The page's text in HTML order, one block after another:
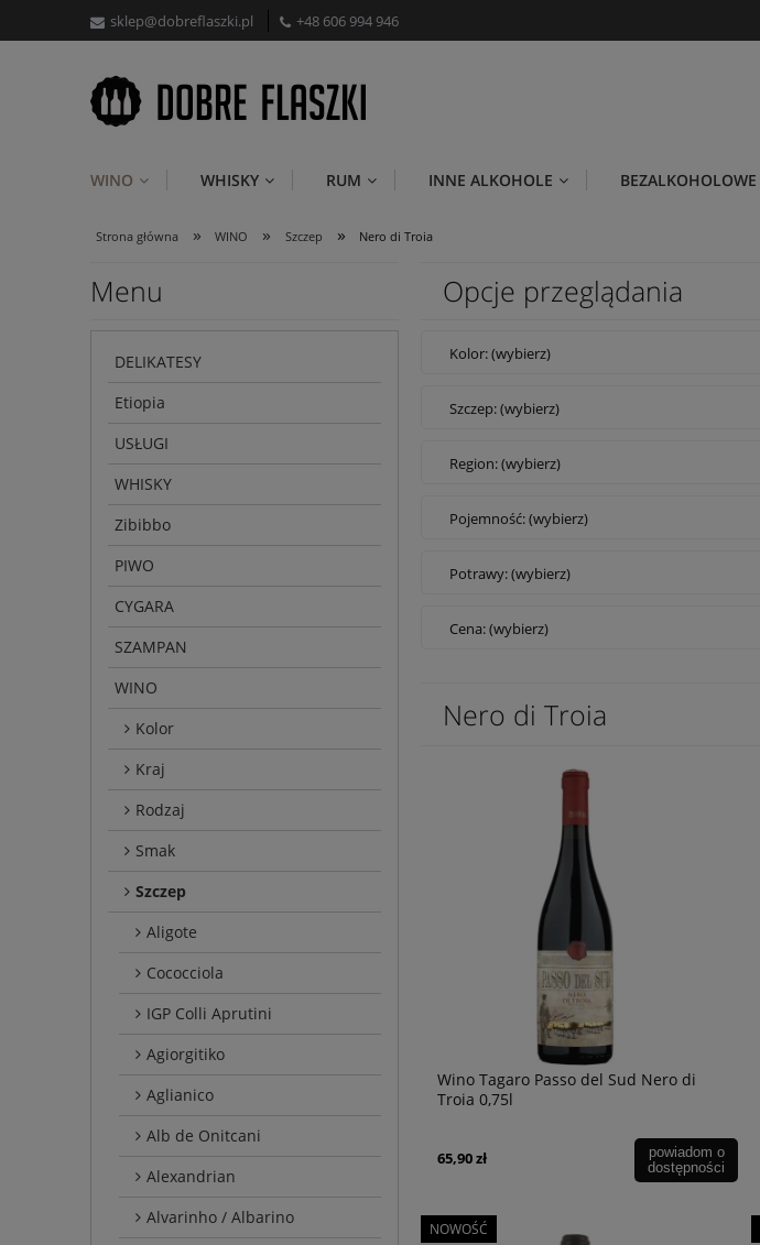
sklep@dobreflaszki.pl +48 606 994 946
WINO WHISKY RUM INNE ALKOHOLE BEZALKOHOLOWE
Strona główna » WINO » Szczep » Nero di Troia
Menu
DELIKATESY
Etiopia
USŁUGI
WHISKY
Zibibbo
PIWO
CYGARA
SZAMPAN
WINO
Kolor
Kraj
Rodzaj
Smak
Szczep
Aligote
Cococciola
IGP Colli Aprutini
Agiorgitiko
Aglianico
Alb de Onitcani
Alexandrian
Alvarinho / Albarino
Opcje przeglądania
Kolor: (wybierz)
Szczep: (wybierz)
Region: (wybierz)
Pojemność: (wybierz)
Potrawy: (wybierz)
Cena: (wybierz)
Nero di Troia
Wino Tagaro Passo del Sud Nero di
Troia 0,75l
65,90 zł
powiadom o
dostępności
NOWOŚĆ